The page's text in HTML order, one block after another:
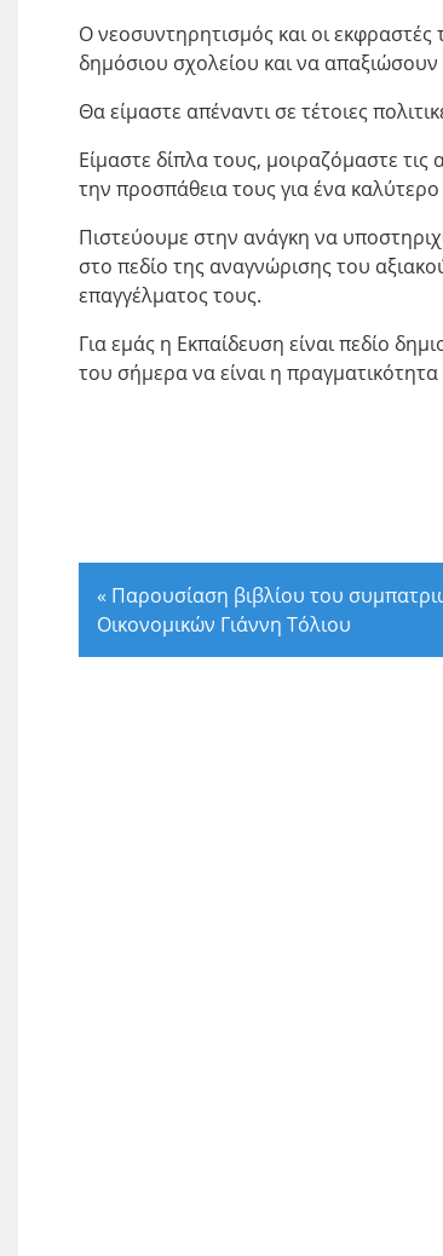
Ο νεοσυντηρητισμός και οι εκφραστές
δημόσιου σχολείου και να
Θα είμαστε απέναντι σε τέτοιες
Είμαστε δίπλα τους, μοιραζόμαστε
την προσπάθεια τους για ένα
Πιστεύουμε στην ανάγκη να
στο πεδίο της αναγνώρισης του
επαγγέλματος τους.
Για εμάς η Εκπαίδευση είναι πεδίο
του σήμερα να είναι η
« Παρουσίαση βιβλίου του
Οικονομικών Γιάννη Τόλιου